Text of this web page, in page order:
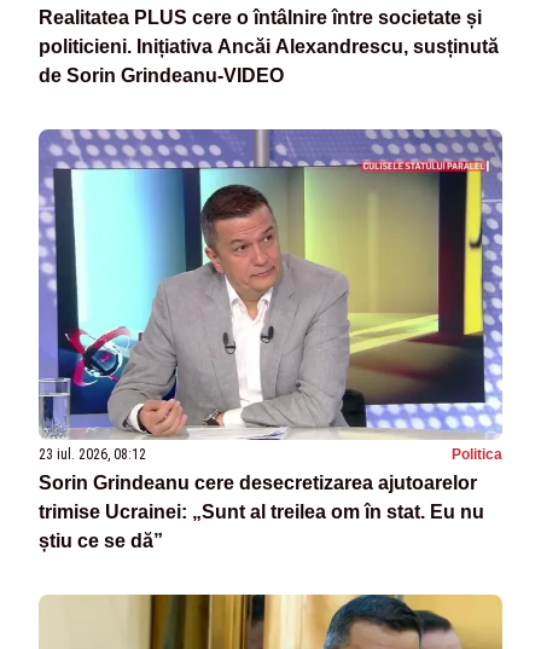
Realitatea PLUS cere o întâlnire între societate și
politicieni. Inițiativa Ancăi Alexandrescu, susținută
de Sorin Grindeanu-VIDEO
23 iul. 2026, 08:12 Politica
Sorin Grindeanu cere desecretizarea ajutoarelor
trimise Ucrainei: „Sunt al treilea om în stat. Eu nu
știu ce se dă”